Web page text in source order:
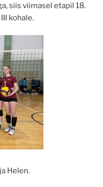
siis viimasel etapil 18.
kohale.
Helen.